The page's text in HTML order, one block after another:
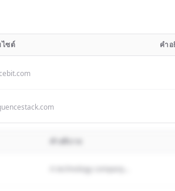
ไซต์ คำ
คำอธิบาย
A technology company...